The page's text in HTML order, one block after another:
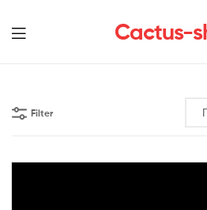
Cactus-
Menu
Filter